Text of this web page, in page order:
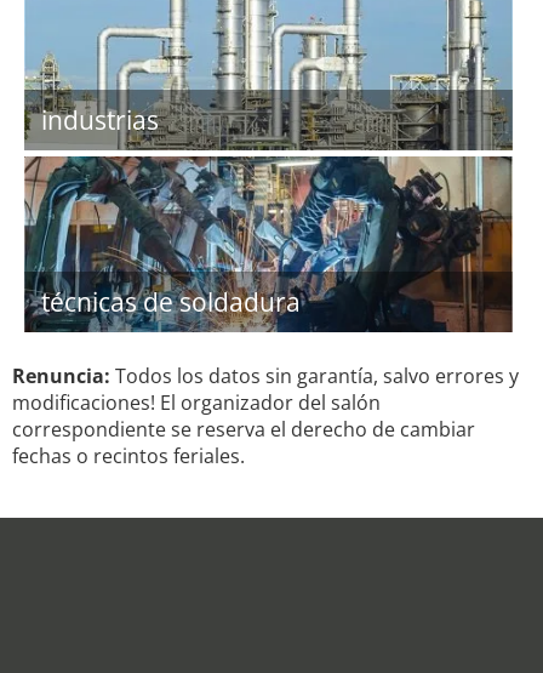
industrias
técnicas de soldadura
Renuncia: Todos los datos sin garantía, salvo errores y
modificaciones! El organizador del salón
correspondiente se reserva el derecho de cambiar
fechas o recintos feriales.